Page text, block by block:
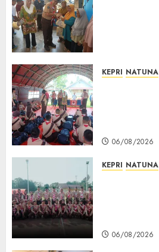
KEPRI NATUNA
06/08/2026
KEPRI NATUNA
06/08/2026